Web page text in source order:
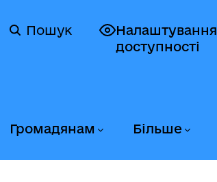
Налаштування
доступності
Пошук
Громадянам Більше